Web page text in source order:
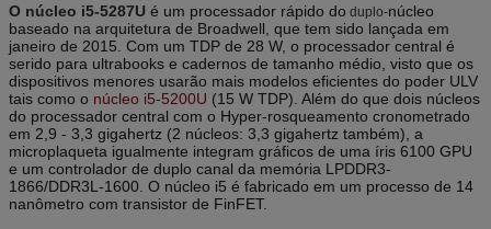
O núcleo i5-5287U é um processador rápido do duplo-núcleo
baseado na arquitetura de Broadwell, que tem sido lançada em
janeiro de 2015. Com um TDP de 28 W, o processador central é
serido para ultrabooks e cadernos de tamanho médio, visto que os
dispositivos menores usarão mais modelos eficientes do poder ULV
tais como o núcleo i5-5200U (15 W TDP). Além do que dois núcleos
do processador central com o Hyper-rosqueamento cronometrado
em 2,9 - 3,3 gigahertz (2 núcleos: 3,3 gigahertz também), a
microplaqueta igualmente integram gráficos de uma íris 6100 GPU
e um controlador de duplo canal da memória LPDDR3-
1866/DDR3L-1600. O núcleo i5 é fabricado em um processo de 14
nanômetro com transistor de FinFET.